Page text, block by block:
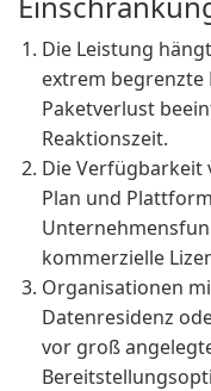
Die Leistung
extrem
Paketverlust
Reaktionszeit.
Die Verfügbarkeit
Plan und
kommerzielle
Organisationen
Datenresidenz
vor groß